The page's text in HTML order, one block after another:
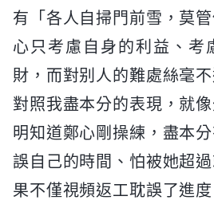
有「各人自掃門前雪，莫
心只考慮自身的利益、考
財，而對别人的難處絲毫
對照我盡本分的表現，就
明知道鄭心剛操練，盡本
誤自己的時間、怕被她超
果不僅視頻返工耽誤了進